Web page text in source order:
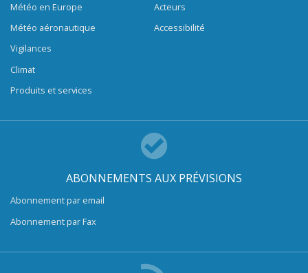
Météo en Europe
Météo aéronautique
Vigilances
Climat
Produits et services
Acteurs
Accessibilité
ABONNEMENTS AUX PRÉVISIONS
Abonnement par email
Abonnement par Fax